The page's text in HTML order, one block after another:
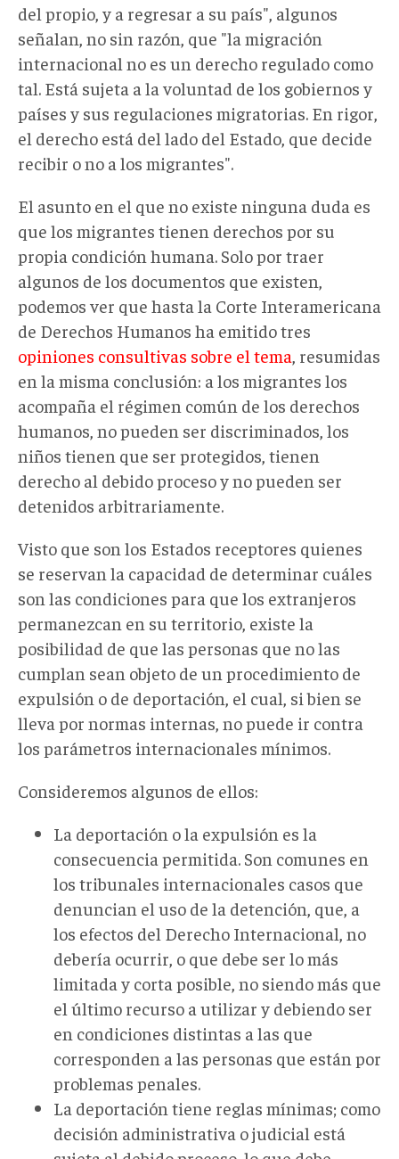
del propio, y a regresar a su país", algunos
señalan, no sin razón, que "la migración
internacional no es un derecho regulado como
tal. Está sujeta a la voluntad de los gobiernos y
países y sus regulaciones migratorias. En rigor,
el derecho está del lado del Estado, que decide
recibir o no a los migrantes".
El asunto en el que no existe ninguna duda es
que los migrantes tienen derechos por su
propia condición humana. Solo por traer
algunos de los documentos que existen,
podemos ver que hasta la Corte Interamericana
de Derechos Humanos ha emitido tres
opiniones consultivas sobre el tema , resumidas
en la misma conclusión: a los migrantes los
acompaña el régimen común de los derechos
humanos, no pueden ser discriminados, los
niños tienen que ser protegidos, tienen
derecho al debido proceso y no pueden ser
detenidos arbitrariamente.
Visto que son los Estados receptores quienes
se reservan la capacidad de determinar cuáles
son las condiciones para que los extranjeros
permanezcan en su territorio, existe la
posibilidad de que las personas que no las
cumplan sean objeto de un procedimiento de
expulsión o de deportación, el cual, si bien se
lleva por normas internas, no puede ir contra
los parámetros internacionales mínimos.
Consideremos algunos de ellos:
La deportación o la expulsión es la
consecuencia permitida. Son comunes en
los tribunales internacionales casos que
denuncian el uso de la detención, que, a
los efectos del Derecho Internacional, no
debería ocurrir, o que debe ser lo más
limitada y corta posible, no siendo más que
el último recurso a utilizar y debiendo ser
en condiciones distintas a las que
corresponden a las personas que están por
problemas penales.
La deportación tiene reglas mínimas; como
decisión administrativa o judicial está